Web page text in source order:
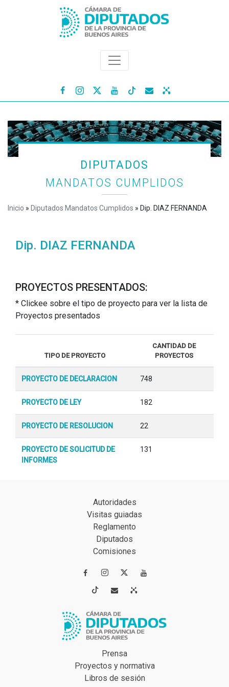
   
DIPUTADOS
MANDATOS CUMPLIDOS
Inicio » Diputados Mandatos Cumplidos » Dip. DIAZ FERNANDA
Dip. DIAZ FERNANDA
PROYECTOS PRESENTADOS:
* Clickee sobre el tipo de proyecto para ver la lista de
Proyectos presentados
TIPO DE PROYECTO
CANTIDAD DE
PROYECTOS
PROYECTO DE DECLARACION 748
PROYECTO DE LEY 182
PROYECTO DE RESOLUCION 22
PROYECTO DE SOLICITUD DE
INFORMES
131
Autoridades
Visitas guiadas
Reglamento
Diputados
Comisiones
 
 
Prensa
Proyectos y normativa
Libros de sesión